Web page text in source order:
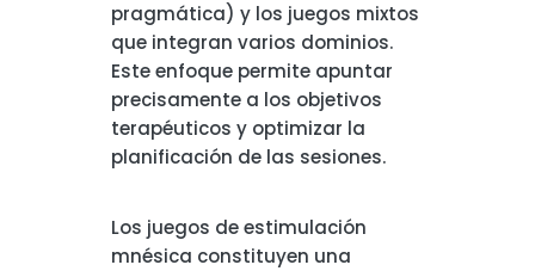
pragmática) y los juegos mixtos
que integran varios dominios.
Este enfoque permite apuntar
precisamente a los objetivos
terapéuticos y optimizar la
planificación de las sesiones.
Los juegos de estimulación
mnésica constituyen una